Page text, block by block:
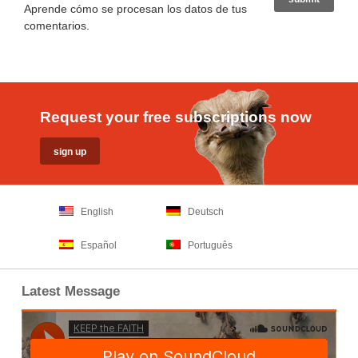
Aprende cómo se procesan los datos de tus
comentarios
Request your free subscriptions now
English Deutsch
Español Português
Latest Message